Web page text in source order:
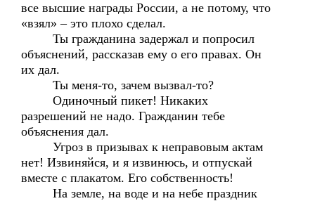
все высшие награды России, а не потому, что
«взял» – это плохо сделал.
Ты гражданина задержал и попросил
объяснений, рассказав ему о его правах. Он
их дал.
Ты меня-то, зачем вызвал-то?
Одиночный пикет! Никаких
разрешений не надо. Гражданин тебе
объяснения дал.
Угроз в призывах к неправовым актам
нет! Извиняйся, и я извинюсь, и отпускай
вместе с плакатом. Его собственность!
На земле, на воде и на небе праздник